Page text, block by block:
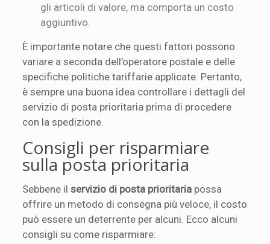
gli articoli di valore, ma comporta un costo
aggiuntivo.
È importante notare che questi fattori possono
variare a seconda dell’operatore postale e delle
specifiche politiche tariffarie applicate. Pertanto,
è sempre una buona idea controllare i dettagli del
servizio di posta prioritaria prima di procedere
con la spedizione.
Consigli per risparmiare
sulla posta prioritaria
Sebbene ilservizio di posta prioritaria possa
offrire un metodo di consegna più veloce, il costo
può essere un deterrente per alcuni. Ecco alcuni
consigli su come risparmiare: